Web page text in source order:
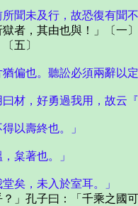
聞未及行，故恐復有聞不
，其由也與！」〔一〕
五〕
猶偏也。聽訟必須兩辭以
曰材，好勇過我用，故云
以壽終也。」
枲著也。」
矣，未入於室耳。」
孔子曰：「千乘之國可